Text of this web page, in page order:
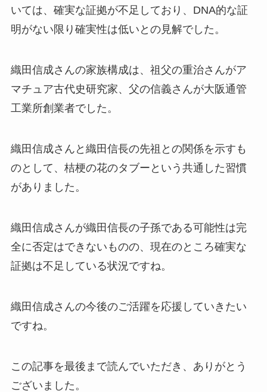
いては、確実な証拠が不足しており、DNA的な証
明がない限り確実性は低いとの見解でした。
織田信成さんの家族構成は、祖父の重治さんがア
マチュア古代史研究家、父の信義さんが大阪通管
工業所創業者でした。
織田信成さんと織田信長の先祖との関係を示すも
のとして、桔梗の花のタブーという共通した習慣
がありました。
織田信成さんが織田信長の子孫である可能性は完
全に否定はできないものの、現在のところ確実な
証拠は不足している状況ですね。
織田信成さんの今後のご活躍を応援していきたい
ですね。
この記事を最後まで読んでいただき、ありがとう
ございました。